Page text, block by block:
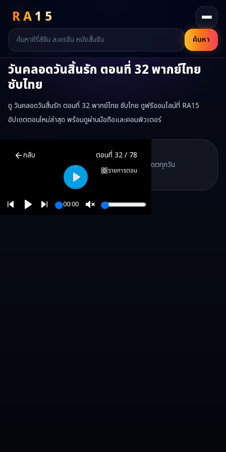
RA15
ค้นหา
RA15 / ตอนของซีรี่ส์
วันคลอดวันสิ้นรัก ตอนที่ 32พากย์ไทย
ซับไทย
ดู วันคลอดวันสิ้นรัก ตอนที่ 32 พากย์ไทย ซับไทย ดูฟรีออนไลน์ที่ RA15
อัปเดตตอนใหม่ล่าสุด พร้อมดูผ่านมือถือและคอมพิวเตอร์
กลับ ตอนที่ 32/ 78
รายการตอน
00:00
Play
วันคล
RA15 เป็นเว็บไซต์ดูซีรี่ส์จีนออนไลน์ฟรี ที่รวบรวมหนังจีน ละครจีน มิ
RA15 Drama
RA15 Drama
รวมซีรี่ส์จีน ละครสั้น หนังแนวตั้ง พากย์ไทย อัปเดตทุกวัน
RA15 Drama